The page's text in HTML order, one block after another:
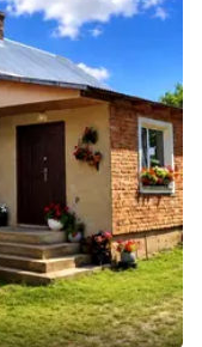
переваги заміського
кількість
та
та відчути